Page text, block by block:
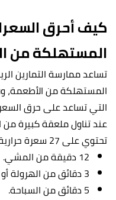
كيف أحرق
المستهلكة من
تساعد ممارسة التمارين
المستهلكة من الأطعمة،
التي تساعد على حرق
عند تناول ملعقة كبيرة
تحتوي على 27 سعرة حرارية:
12 دقيقة من المشي.
3 دقائق من الهرولة أو ركوب الدراجة الهوائية.
5 دقائق من السباحة.